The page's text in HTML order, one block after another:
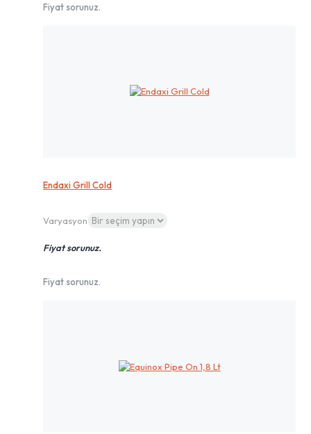
Fiyat sorunuz.
Endaxi Grill Cold
Varyasyon
Fiyat sorunuz.
Fiyat sorunuz.